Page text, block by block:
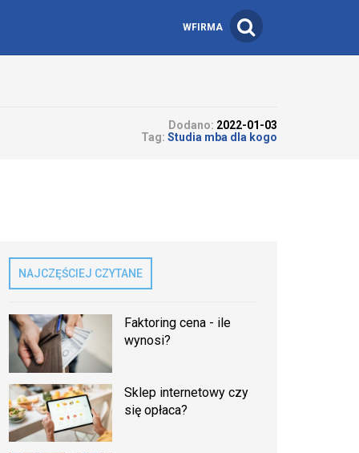
WFIRMA
Dodano: 2022-01-03
Tag: Studia mba dla kogo
NAJCZĘŚCIEJ CZYTANE
Faktoring cena - ile
wynosi?
Sklep internetowy czy
się opłaca?